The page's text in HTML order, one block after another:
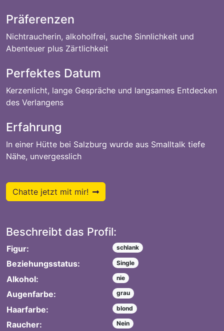
Präferenzen
Nichtraucherin, alkoholfrei, suche Sinnlichkeit und
Abenteuer plus Zärtlichkeit
Perfektes Datum
Kerzenlicht, lange Gespräche und langsames Entdecken
des Verlangens
Erfahrung
In einer Hütte bei Salzburg wurde aus Smalltalk tiefe
Nähe, unvergesslich
Chatte jetzt mit mir!
Beschreibt das Profil:
Figur: schlank
Beziehungsstatus: Single
Alkohol: nie
Augenfarbe: grau
Haarfarbe: blond
Raucher: Nein